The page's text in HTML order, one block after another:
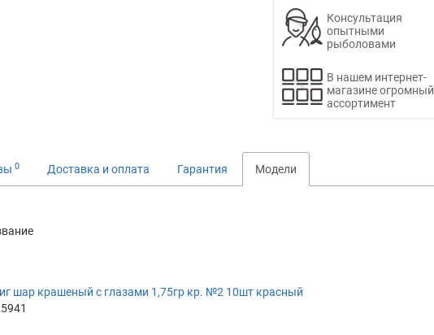
Консультация
опытными
рыболовами
В нашем интернет-
магазине огромный
ассортимент
0 Доставка и оплата Гарантия Модели
шар крашеный с глазами 1,75гр кр. №2 10шт красный